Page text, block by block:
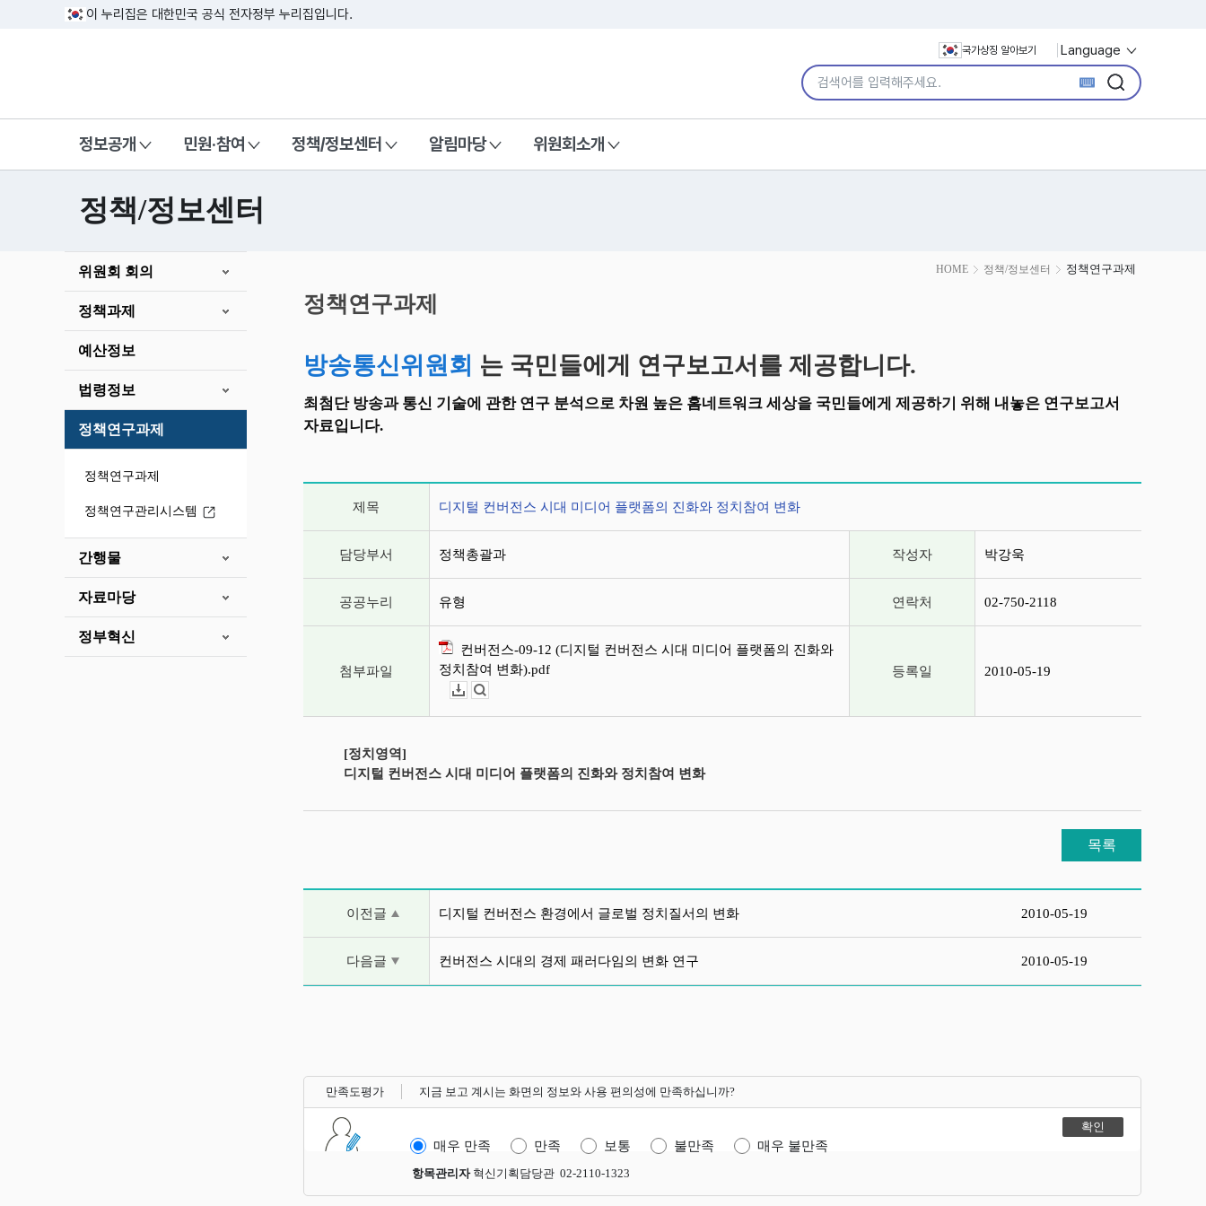
이 누리집은 대한민국 공식 전자정부 누리집입니다.
국가상징 알아보기 Language
통합검색어 입력
검색
검색
정보공개 민원·참여 정책/정보센터 알림마당 위원회소개
정책/정보센터
위원회 회의
정책과제
예산정보
법령정보
정책연구과제
정책연구과제
정책연구관리시스템
간행물
자료마당
정부혁신
HOME 정책/정보센터 정책연구과제
시
작
정책연구과제
방송통신위원회 는 국민들에게 연구보고서를 제공합니다.
최첨단 방송과 통신 기술에 관한 연구 분석으로 차원 높은 홈네트워크 세상을 국민들에게 제공하기 위해 내놓은 연구보고서
자료입니다.
제목 디지털 컨버전스 시대 미디어 플랫폼의 진화와 정치참여 변화
담당부서 정책총괄과 작성자 박강욱
공공누리 유형 연락처 02-750-2118
첨부파일
컨버전스-09-12 (디지털 컨버전스 시대 미디어 플랫폼의 진화와
정치참여 변화).pdf
등록일 2010-05-19
[정치영역]
디지털 컨버전스 시대 미디어 플랫폼의 진화와 정치참여 변화
목록
이전글 디지털 컨버전스 환경에서 글로벌 정치질서의 변화 2010-05-19
다음글 컨버전스 시대의 경제 패러다임의 변화 연구 2010-05-19
만족도평가 지금 보고 계시는 화면의 정보와 사용 편의성에 만족하십니까?
매우 만족 만족 보통 불만족 매우 불만족
항목관리자혁신기획담당관 02-2110-1323